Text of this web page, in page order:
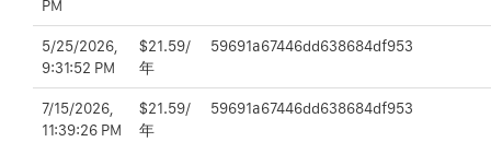
PM
5/25/2026,
9:31:52 PM
$21.59/
年
59691a67446dd638684df953
7/15/2026,
11:39:26 PM
$21.59/
年
59691a67446dd638684df953